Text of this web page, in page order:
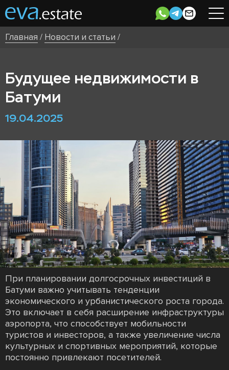
Главная / Новости и статьи /
Будущее недвижимости в
Батуми
19.04.2025
При планировании долгосрочных инвестиций в
Батуми важно учитывать тенденции
экономического и урбанистического роста города.
Это включает в себя расширение инфраструктуры
аэропорта, что способствует мобильности
туристов и инвесторов, а также увеличение числа
культурных и спортивных мероприятий, которые
постоянно привлекают посетителей.